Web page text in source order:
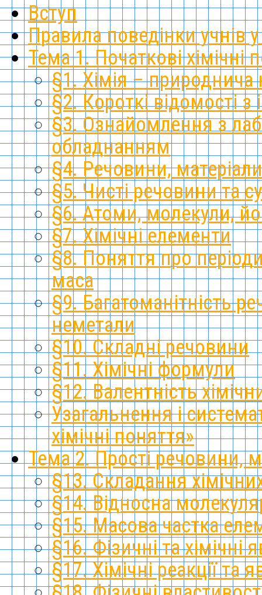
Вступ
Правила поведінки учнів у
Тема 1. Початкові хімічні
§1. Хімія – природнича
§2. Короткі відомості з
§3. Ознайомлення з
обладнанням
§4. Речовини, матеріали
§5. Чисті речовини та
§6. Атоми, молекули,
§7. Хімічні елементи
§8. Поняття про
маса
§9. Багатоманітність
неметали
§10. Складні речовини
§11. Хімічні формули
§12. Валентність
Узагальнення і
хімічні поняття»
Тема 2. Прості речовини,
§13. Складання
§14. Відносна
§15. Масова частка
§16. Фізичні та хімічні
§17. Хімічні реакції